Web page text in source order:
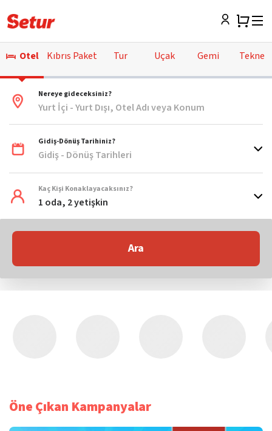
Otel Kıbrıs Paket Tur Uçak Gemi Tekne
Nereye gideceksiniz?
Yurt İçi - Yurt Dışı, Otel Adı veya Konum
Gidiş-Dönüş Tarihiniz?
Gidiş - Dönüş Tarihleri
Kaç Kişi Konaklayacaksınız?
1 oda, 2 yetişkin
Ara
Öne Çıkan Kampanyalar